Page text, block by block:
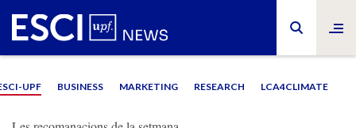
UPF BUSINESS MARKETING RESEARCH LCA4CLIMATE